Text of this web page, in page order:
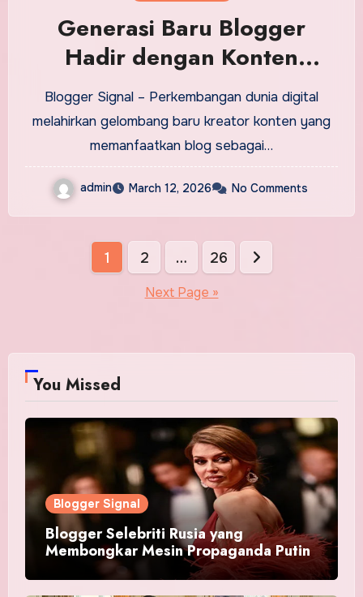
Generasi Baru Blogger
Hadir dengan Konten
Edukasi dan Storytelling
Blogger Signal – Perkembangan dunia digital
melahirkan gelombang baru kreator konten yang
memanfaatkan blog sebagai…
admin March 12, 2026 No Comments
1 2 … 26
Next Page »
You Missed
Blogger Signal
Blogger Selebriti Rusia yang
Membongkar Mesin Propaganda Putin